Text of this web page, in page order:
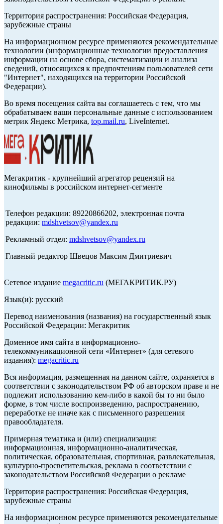
Территория распространения: Российская Федерация,
зарубежные страны
На информационном ресурсе применяются рекомендательные
технологии (информационные технологии предоставления
информации на основе сбора, систематизации и анализа
сведений, относящихся к предпочтениям пользователей сети
"Интернет", находящихся на территории Российской
Федерации).
Во время посещения сайта вы соглашаетесь с тем, что мы
обрабатываем ваши персональные данные с использованием
метрик Яндекс Метрика, top.mail.ru, LiveInternet.
Мегакритик - крупнейший агрегатор рецензий на
кинофильмы в российском интернет-сегменте
Телефон редакции: 89220866202, электронная почта
редакции: mdshvetsov@yandex.ru
Рекламный отдел: mdshvetsov@yandex.ru
Главный редактор Швецов Максим Дмитриевич
Сетевое издание megacritic.ru (МЕГАКРИТИК.РУ)
Язык(и): русский
Перевод наименования (названия) на государственный язык
Российской Федерации: Мегакритик
Доменное имя сайта в информационно-
телекоммуникационной сети «Интернет» (для сетевого
издания): megacritic.ru
Вся информация, размещенная на данном сайте, охраняется в
соответствии с законодательством РФ об авторском праве и не
подлежит использованию кем-либо в какой бы то ни было
форме, в том числе воспроизведению, распространению,
переработке не иначе как с письменного разрешения
правообладателя.
Примерная тематика и (или) специализация:
информационная, информационно-аналитическая,
политическая, образовательная, спортивная, развлекательная,
культурно-просветительская, реклама в соответствии с
законодательством Российской Федерации о рекламе
Территория распространения: Российская Федерация,
зарубежные страны
На информационном ресурсе применяются рекомендательные